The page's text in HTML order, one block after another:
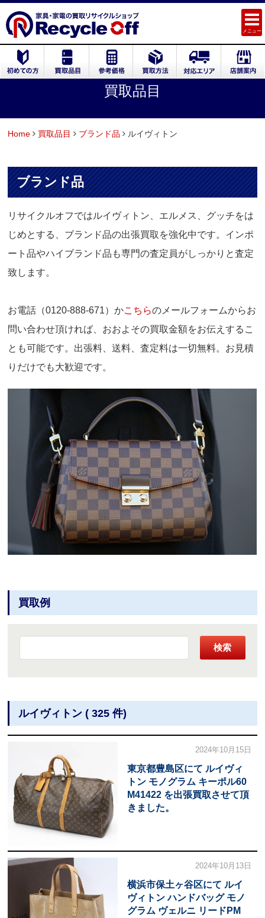
メニュー
買取品目
Home 買取品目 ブランド品 ルイヴィトン
ブランド品
リサイクルオフではルイヴィトン、エルメス、グッチをは
じめとする、ブランド品の出張買取を強化中です。インポ
ート品やハイブランド品も専門の査定員がしっかりと査定
致します。
お電話（0120-888-671）かこちらのメールフォームからお
問い合わせ頂ければ、おおよその買取金額をお伝えするこ
とも可能です。出張料、送料、査定料は一切無料。お見積
りだけでも大歓迎です。
買取例
検索
ルイヴィトン ( 325 件)
2024年10月15日
東京都豊島区にて ルイヴィ
トン モノグラム キーポル60
M41422 を出張買取させて頂
きました。
2024年10月13日
横浜市保土ヶ谷区にて ルイ
ヴィトン ハンドバッグ モノ
グラム ヴェルニ リードPM